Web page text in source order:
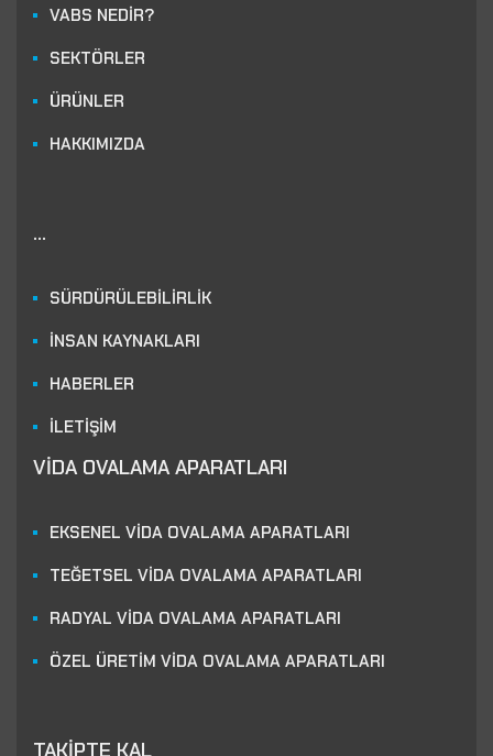
VABS NEDİR?
SEKTÖRLER
ÜRÜNLER
HAKKIMIZDA
...
SÜRDÜRÜLEBİLİRLİK
İNSAN KAYNAKLARI
HABERLER
İLETİŞİM
VİDA OVALAMA APARATLARI
EKSENEL VİDA OVALAMA APARATLARI
TEĞETSEL VİDA OVALAMA APARATLARI
RADYAL VİDA OVALAMA APARATLARI
ÖZEL ÜRETİM VİDA OVALAMA APARATLARI
TAKİPTE KAL